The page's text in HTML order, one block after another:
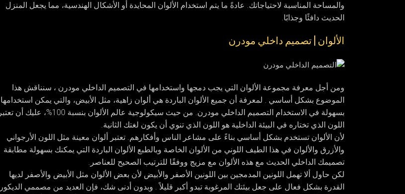
والمساحة المناسبة لاحتياجاتك. عادةً ما يتم استخدام الألوان المحايدة أو الأشكال الهندسية، مما يجعل المنزل
الحديث دافئًا وجذابًا.
الألوان | تصميم داخلي مودرن
ومن أجل معرفة مجموعة الألوان التي يجب دمجها واستخدامها في التصميم الداخلي مودرن ، سنناقش هذا
الموضوع بشكل أساسي . لمعرفة أن جميع الألوان الباردة هي ألوان زاهية، مثل الأبيض، والتي يمكن استخدامها
بسهولة في الاستخدام التصمیم الداخلي مودرن. من حيث سيكولوجية عالم الألوان بنسبة 100%، عليك أن تعتبر
اللون الذي تختاره في البيئة الداخلية هو اللون الذي تنوي أن يكون لغتك الثانية.
لأن الألوان تستخدم بشكل أساسي بناءً على مشاعر الناس وأفكارهم. تعتبر ألوان معينة مثل اللون الأرجواني
والأزرق والألوان في هذا الطيف اللوني من الألوان الخاصة وبالطبع الألوان الباردة التي يمكنك بسهولة مطابقة
تصميمك الداخلي الحديث مع هذه الألوان مع مزيج ووفقًا للترتيب الصحيح للعناصر.
لكن حاول ألا تهمل اللونين المدمجين بين اللونين الأصفر والأبيض لأن بعض الألوان مثل الأبيض والأصفر لديها
القدرة بشكل فعال على جعل بيئتك المرغوبة تبدو أكبر قليلاً . وبدون أدنى شك، فإن العديد من مصممي الديكور